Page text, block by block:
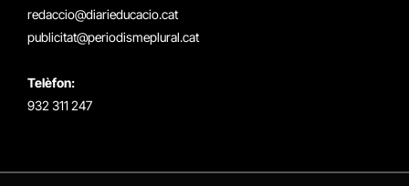
redaccio@diarieducacio.cat
publicitat@periodismeplural.cat
Telèfon:
932 311 247